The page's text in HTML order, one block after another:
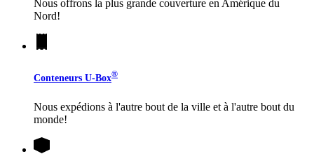
Nous offrons la plus grande couverture en Amérique du
Nord!
Conteneurs U-Box®
Nous expédions à l'autre bout de la ville et à l'autre bout du
monde!